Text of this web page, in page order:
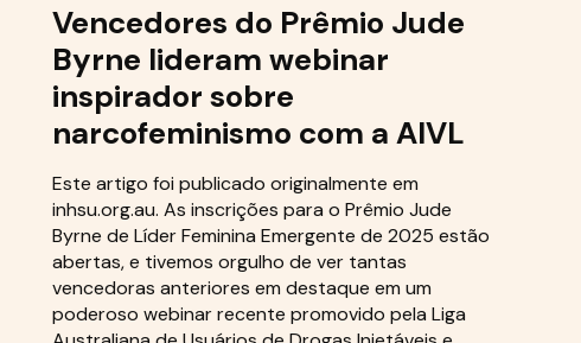
Vencedores do Prêmio Jude
Byrne lideram webinar
inspirador sobre
narcofeminismo com a AIVL
Este artigo foi publicado originalmente em
inhsu.org.au. As inscrições para o Prêmio Jude
Byrne de Líder Feminina Emergente de 2025 estão
abertas, e tivemos orgulho de ver tantas
vencedoras anteriores em destaque em um
poderoso webinar recente promovido pela Liga